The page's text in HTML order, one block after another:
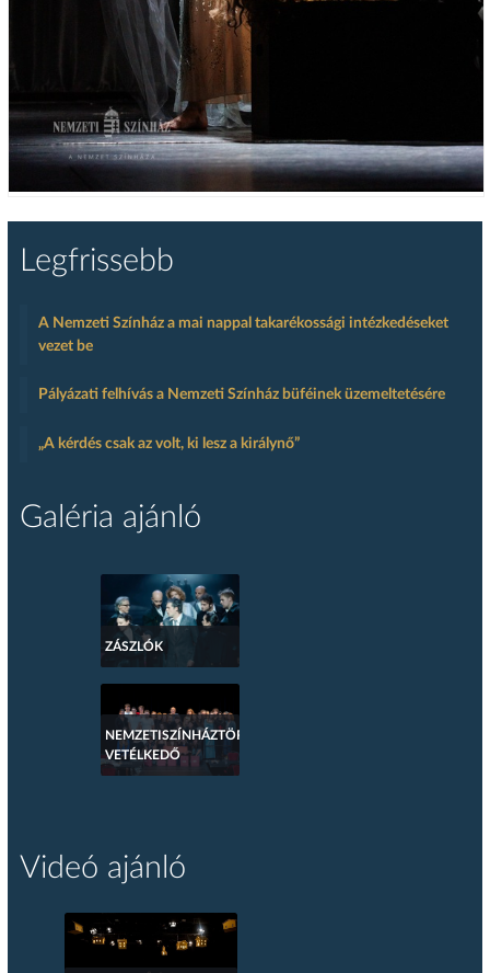
Legfrissebb
A Nemzeti Színház a mai nappal takarékossági intézkedéseket
vezet be
Pályázati felhívás a Nemzeti Színház büféinek üzemeltetésére
„A kérdés csak az volt, ki lesz a királynő”
Galéria ajánló
ZÁSZLÓK
NEMZETISZÍNHÁZTÖRTÉNETI
VETÉLKEDŐ
Videó ajánló